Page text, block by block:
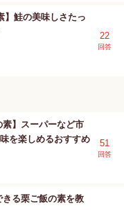
】鮭の美味しさたっ
22
回答
素】スーパーなど市
を楽しめるおすすめ
51
回答
る栗ご飯の素を教